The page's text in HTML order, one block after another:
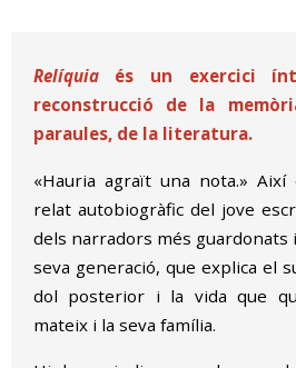
Relíquia és un exercici
reconstrucció de la
paraules, de la literatura.
«Hauria agraït una nota.» Així
relat autobiogràfic del jove
dels narradors més
seva generació, que explica el
dol posterior i la vida que
mateix i la seva família.